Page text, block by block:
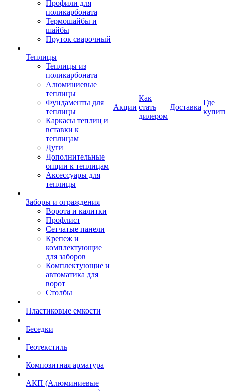
Профили для
поликарбоната
Термошайбы и
шайбы
Пруток сварочный
Теплицы
Теплицы из
поликарбоната
Алюминиевые
теплицы
Фундаменты для
теплицы
Каркасы теплиц и
вставки к
теплицам
Дуги
Дополнительные
опции к теплицам
Аксессуары для
теплицы
Заборы и ограждения
Ворота и калитки
Профлист
Сетчатые панели
Крепеж и
комплектующие
для заборов
Комплектующие и
автоматика для
ворот
Столбы
Пластиковые емкости
Беседки
Геотекстиль
Композитная арматура
АКП (Алюминиевые
Акции
Как
стать
дилером
Доставка
Где